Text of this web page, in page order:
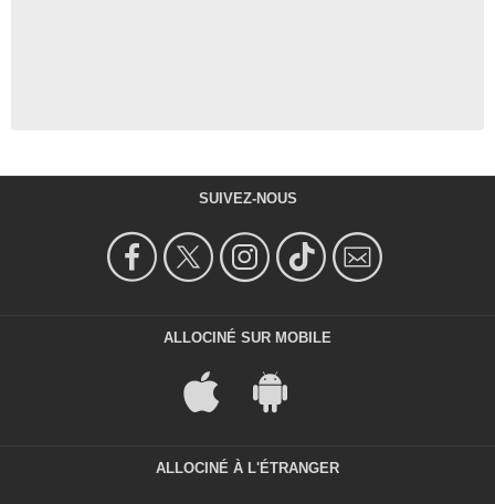
SUIVEZ-NOUS
ALLOCINÉ SUR MOBILE
ALLOCINÉ À L'ÉTRANGER